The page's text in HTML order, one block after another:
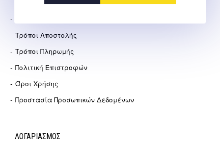
Τρόποι Αποστολής
Τρόποι Πληρωμής
Πολιτική Επιστροφών
Όροι Χρήσης
Προστασία Προσωπικών Δεδομένων
ΛΟΓΑΡΙΑΣΜΟΣ